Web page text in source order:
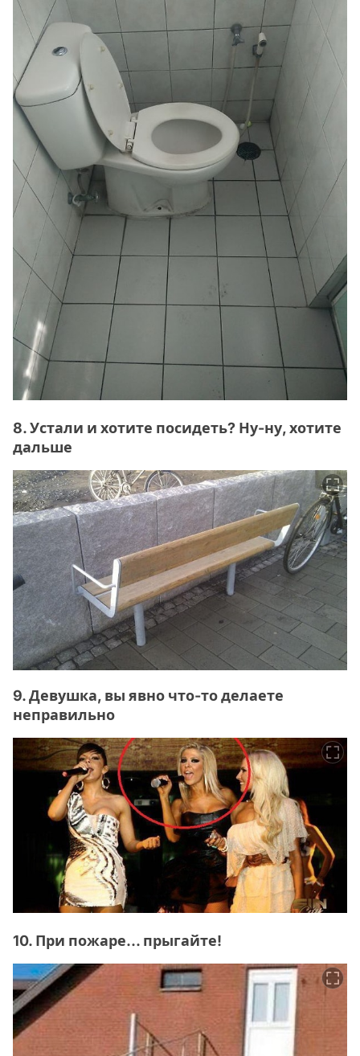
8. Устали и хотите посидеть? Ну-ну, хотите
дальше
9. Девушка, вы явно что-то делаете
неправильно
10. При пожаре... прыгайте!